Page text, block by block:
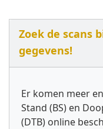
Zoek de scans
gegevens!
Er komen meer
Stand (BS) en
(DTB) online